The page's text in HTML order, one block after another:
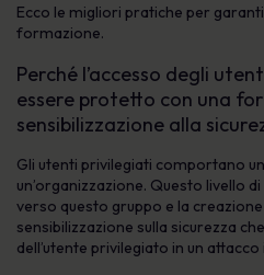
Ecco le migliori pratiche per
formazione.
Perché l’accesso degli
essere protetto con una
sensibilizzazione alla
Gli utenti privilegiati comportano
un’organizzazione. Questo livello
verso questo gruppo e la
sensibilizzazione sulla sicurezza
dell’utente privilegiato in un